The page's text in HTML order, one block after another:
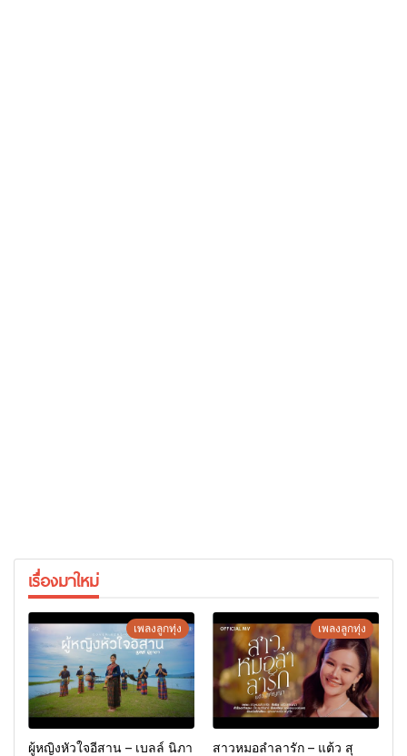
เรื่องมาใหม่
เพลงลูกทุ่ง
ผู้หญิงหัวใจอีสาน – เบลล์ นิภา
เพลงลูกทุ่ง
สาวหมอลำลารัก – แต้ว สุ